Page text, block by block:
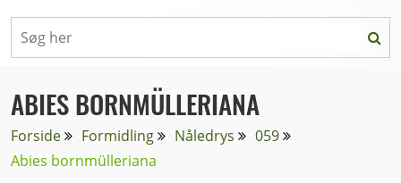
ABIES BORNMÜLLERIANA
Forside Formidling Nåledrys
059
Abies bornmülleriana